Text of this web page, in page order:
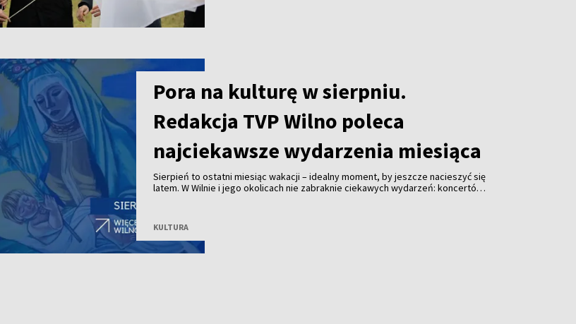
Pora na kulturę w sierpniu.
Redakcja TVP Wilno poleca
najciekawsze wydarzenia miesiąca
Sierpień to ostatni miesiąc wakacji – idealny moment, by jeszcze nacieszyć się
latem. W Wilnie i jego okolicach nie zabraknie ciekawych wydarzeń: koncertów,
wyjątkową atmosferę letniego miasta.
KULTURA